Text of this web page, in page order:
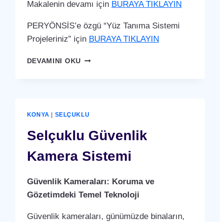
Makalenin devamı için BURAYA TIKLAYIN
PERYÖNSİS’e özgü “Yüz Tanıma Sistemi
Projeleriniz” için BURAYA TIKLAYIN
DEVAMINI OKUSELÇUKLU
KONYA SELÇUKLU
Selçuklu Güvenlik
Kamera Sistemi
Güvenlik Kameraları: Koruma ve
Gözetimdeki Temel Teknoloji
Güvenlik kameraları, günümüzde binaların,